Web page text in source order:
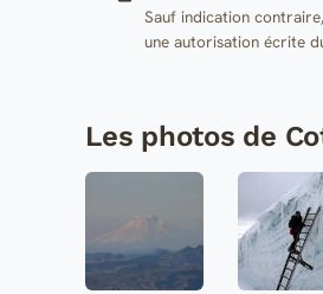
Sauf indication
une autorisation écrite
Les photos de